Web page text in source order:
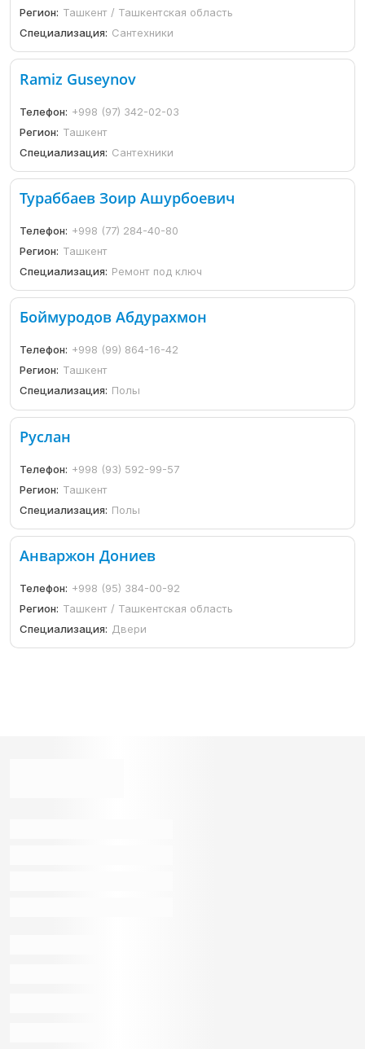
Регион: Ташкент / Ташкентская область
Специализация: Сантехники
Ramiz Guseynov
Телефон: +998 (97) 342-02-03
Регион: Ташкент
Специализация: Сантехники
Тураббаев Зоир Ашурбоевич
Телефон: +998 (77) 284-40-80
Регион: Ташкент
Специализация: Ремонт под ключ
Боймуродов Абдурахмон
Телефон: +998 (99) 864-16-42
Регион: Ташкент
Специализация: Полы
Руслан
Телефон: +998 (93) 592-99-57
Регион: Ташкент
Специализация: Полы
Анваржон Дониев
Телефон: +998 (95) 384-00-92
Регион: Ташкент / Ташкентская область
Специализация: Двери